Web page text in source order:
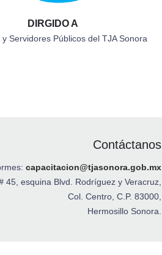
DIRGIDO A
y Servidores Públicos del TJA Sonora
Contáctanos
capacitacion@tjasonora.gob.mx
45, esquina Blvd. Rodríguez y Veracruz,
Col. Centro, C.P. 83000,
Hermosillo Sonora.